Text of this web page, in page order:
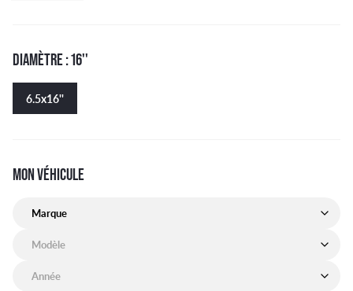
DIAMÈTRE : 16''
6.5x16''
MON VÉHICULE